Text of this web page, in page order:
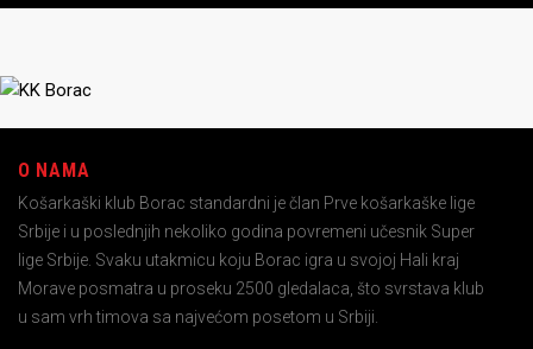
O NAMA
Košarkaški klub Borac standardni je član Prve košarkaške lige
Srbije i u poslednjih nekoliko godina povremeni učesnik Super
lige Srbije. Svaku utakmicu koju Borac igra u svojoj Hali kraj
Morave posmatra u proseku 2500 gledalaca, što svrstava klub
u sam vrh timova sa najvećom posetom u Srbiji.